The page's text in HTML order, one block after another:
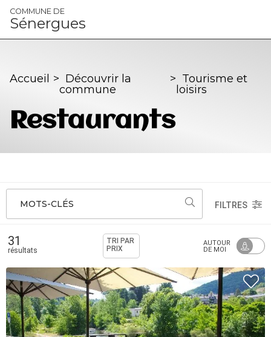
Panneau de gestion des cookies
COMMUNE DE
Sénergues
Accueil > Découvrir la
commune
> Tourisme et
loisirs
Restaurants
MOTS-CLÉS FILTRES
31
résultats
TRI PAR
PRIX
AUTOUR
DE MOI